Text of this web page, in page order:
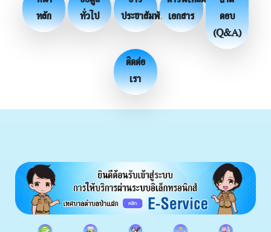
หลัก
ทั่วไป
ประชาสัมพันธ์เอกสาร
ตอบ
(Q&A)
ติดต่อ
เรา